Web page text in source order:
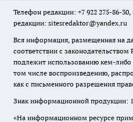
Телефон редакции: +7 922 275-86-
редакции: sitesredaktor@yandex.ru
Вся информация, размещенная на
соответствии с
подлежит использованию кем-
том числе воспроизведению,
как с письменного разрешения
Знак информационной продукции:
«На информационном ресурсе